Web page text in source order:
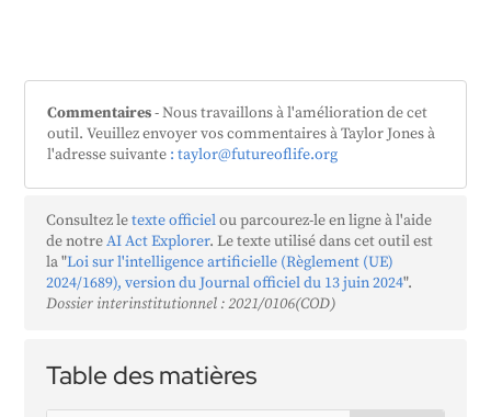
Table des matières
Commentaires- Nous travaillons à l'amélioration de cet
outil. Veuillez envoyer vos commentaires à Taylor Jones à
l'adresse suivante : taylor@futureoflife.org
Consultez letexte officielou parcourez-le en ligne à l'aide
de notreAI Act Explorer. Le texte utilisé dans cet outil est
la "Loi sur l'intelligence artificielle (Règlement (UE)
2024/1689), version du Journal officiel du 13 juin 2024".
Dossier interinstitutionnel : 2021/0106(COD)